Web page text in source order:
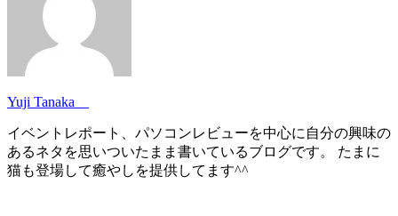
Yuji Tanaka
イベントレポート、パソコンレビューを中心に自分の興味の
あるネタを思いついたまま書いているブログです。 たまに
猫も登場して癒やしを提供してます^^